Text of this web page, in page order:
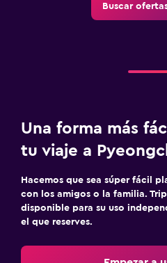
Buscar
Una forma más
tu viaje a
Hacemos que sea súper fácil
con los amigos o la familia.
disponible para su uso
el que reserves.